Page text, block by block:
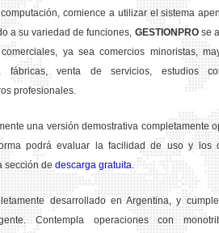
comience a utilizar el sistema
a su variedad de funciones, GESTION PROse
ya sea comercios minoristas,
fábricas, venta de servicios, estudios
profesionales.
una versión demostrativa completamente
podrá evaluar la facilidad de uso y los
sección de descarga gratuita.
desarrollado en Argentina, y
Contempla operaciones con